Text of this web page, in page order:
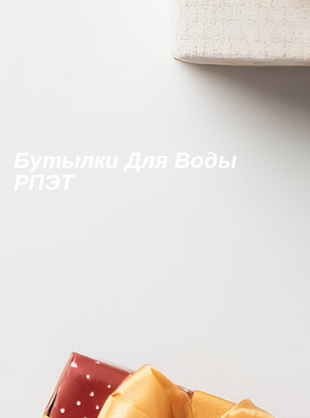
Бутылки Для Воды